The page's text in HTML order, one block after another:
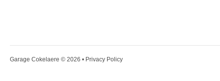
Garage Cokelaere © 2026 • Privacy Policy